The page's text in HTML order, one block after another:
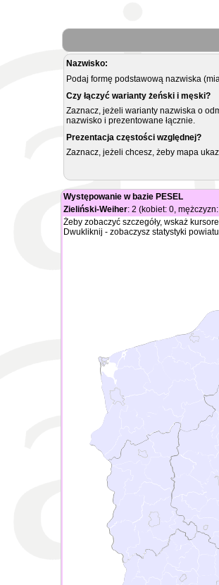
Nazwisko:
Podaj formę podstawową nazwiska
Czy łączyć warianty żeński i męski?
Zaznacz, jeżeli warianty nazwiska o
nazwisko i prezentowane łącznie.
Prezentacja częstości względnej?
Zaznacz, jeżeli chcesz, żeby mapa
Występowanie w bazie PESEL
Zieliński-Weiher: 2 (kobiet: 0,
Żeby zobaczyć szczegóły, wskaż
Dwukliknij - zobaczysz statystyki